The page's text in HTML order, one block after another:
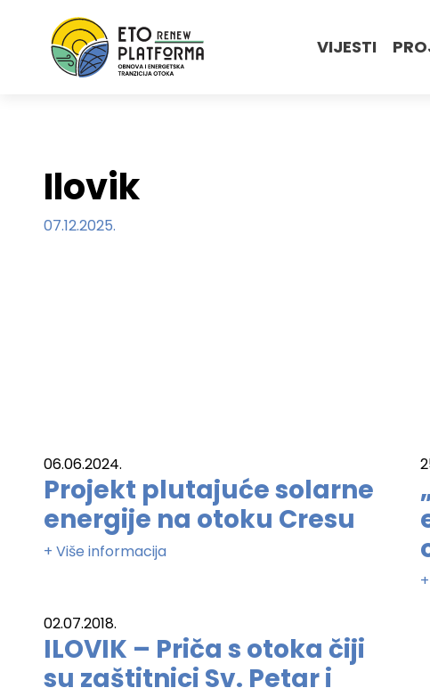
VIJESTI
Ilovik
07.12.2025.
06.06.2024.
Projekt plutajuće solarne
energije na otoku Cresu
+ Više informacija
02.07.2018.
ILOVIK – Priča s otoka čiji
su zaštitnici Sv. Petar i